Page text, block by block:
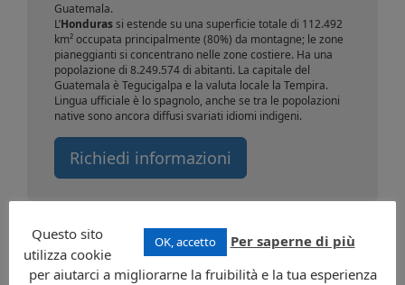
Guatemala.
L’Hondurassi estende su una superficie totale di 112.492
km² occupata principalmente (80%) da montagne; le zone
pianeggianti si concentrano nelle zone costiere. Ha una
popolazione di 8.249.574 di abitanti. La capitale del
Guatemala è Tegucigalpa e la valuta locale la Tempira.
Lingua ufficiale è lo spagnolo, anche se tra le popolazioni
native sono ancora diffusi svariati idiomi indigeni.
Richiedi informazioni
OK, accetto Per saperne di più
Questo sito
utilizza cookie
per aiutarci a migliorarne la fruibilità e la tua esperienza